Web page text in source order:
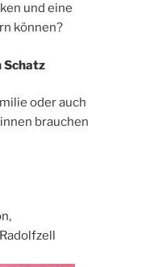
und eine
können?
Schatz
oder auch
brauchen